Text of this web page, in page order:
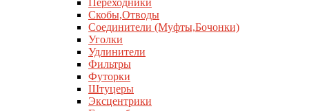
Переходники
Скобы,Отводы
Соединители (Муфты,Бочонки)
Уголки
Удлинители
Фильтры
Футорки
Штуцеры
Эксцентрики